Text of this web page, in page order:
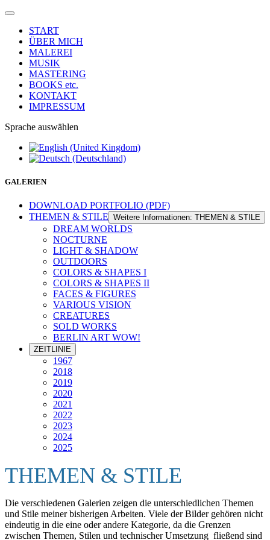
START
ÜBER MICH
MALEREI
MUSIK
MASTERING
BOOKS etc.
KONTAKT
IMPRESSUM
Sprache auswählen
GALERIEN
DOWNLOAD PORTFOLIO (PDF)
THEMEN & STILE Weitere Informationen: THEMEN & STILE
DREAM WORLDS
NOCTURNE
LIGHT & SHADOW
OUTDOORS
COLORS & SHAPES I
COLORS & SHAPES II
FACES & FIGURES
VARIOUS VISION
CREATURES
SOLD WORKS
BERLIN ART WOW!
ZEITLINIE
1967
2018
2019
2020
2021
2022
2023
2024
2025
THEMEN & STILE
Die verschiedenen Galerien zeigen die unterschiedlichen Themen
und Stile meiner bisherigen Arbeiten. Viele der Bilder gehören nicht
eindeutig in die eine oder andere Kategorie, da die Grenzen
zwischen Themen, Stilen und technischer Umsetzung fließend sind